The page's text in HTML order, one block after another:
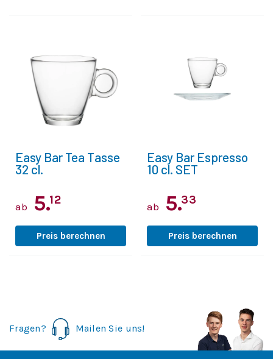
Easy Bar Tea Tasse
32 cl.
ab 5.12
Preis berechnen
Easy Bar Espresso
10 cl. SET
ab 5.33
Preis berechnen
Fragen? Mailen Sie uns!